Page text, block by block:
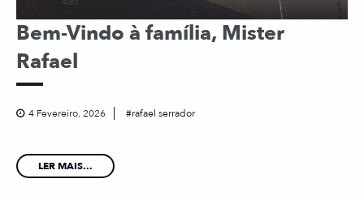
Bem-Vindo à família, Mister
Rafael
4 Fevereiro, 2026 rafael serrador
LER MAIS...